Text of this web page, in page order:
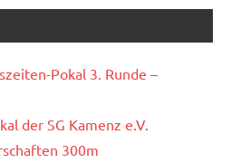
Pokal 3. Runde –
der SG Kamenz e.V.
300m